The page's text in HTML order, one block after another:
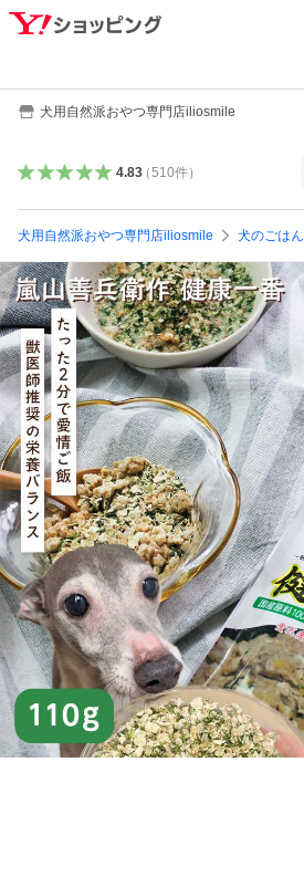
犬用自然派おやつ専門店iliosmile
4.83（510件）
犬用自然派おやつ専門店iliosmile 犬のごはん